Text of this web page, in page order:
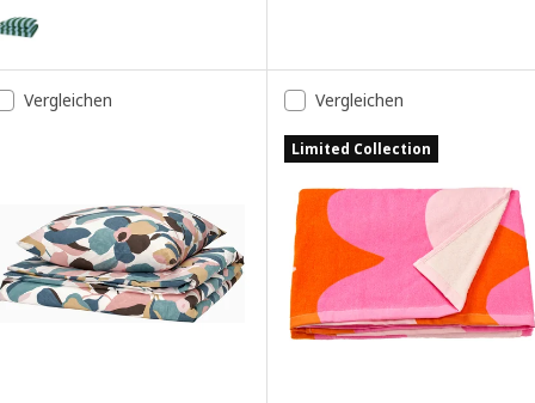
SLÅNHÖSTMAL, Bettwäsche-Set, 2-teilig, hellblau
Vergleichen Vergleichen
Limited Collection